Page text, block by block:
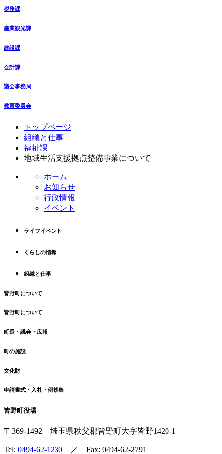
税務課
産業観光課
建設課
会計課
議会事務局
教育委員会
トップページ
組織と仕事
福祉課
地域生活支援拠点整備事業について
ホーム
お知らせ
行政情報
イベント
ライフイベント
くらしの情報
組織と仕事
皆野町について
皆野町について
町長・議会・広報
町の施設
文化財
申請書式・入札・例規集
皆野町役場
〒369-1492 埼玉県秩父郡皆野町大字皆野1420-1
Tel: 0494-62-1230 ／ Fax: 0494-62-2791